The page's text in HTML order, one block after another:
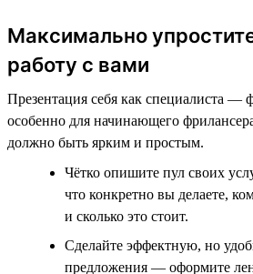
Максимально
работу с вами
Презентация себя как специалиста —
особенно для начинающего
должно быть ярким и простым.
Чётко опишите пул своих
что конкретно вы делаете,
и сколько это стоит.
Сделайте эффектную, но
предложения — оформите